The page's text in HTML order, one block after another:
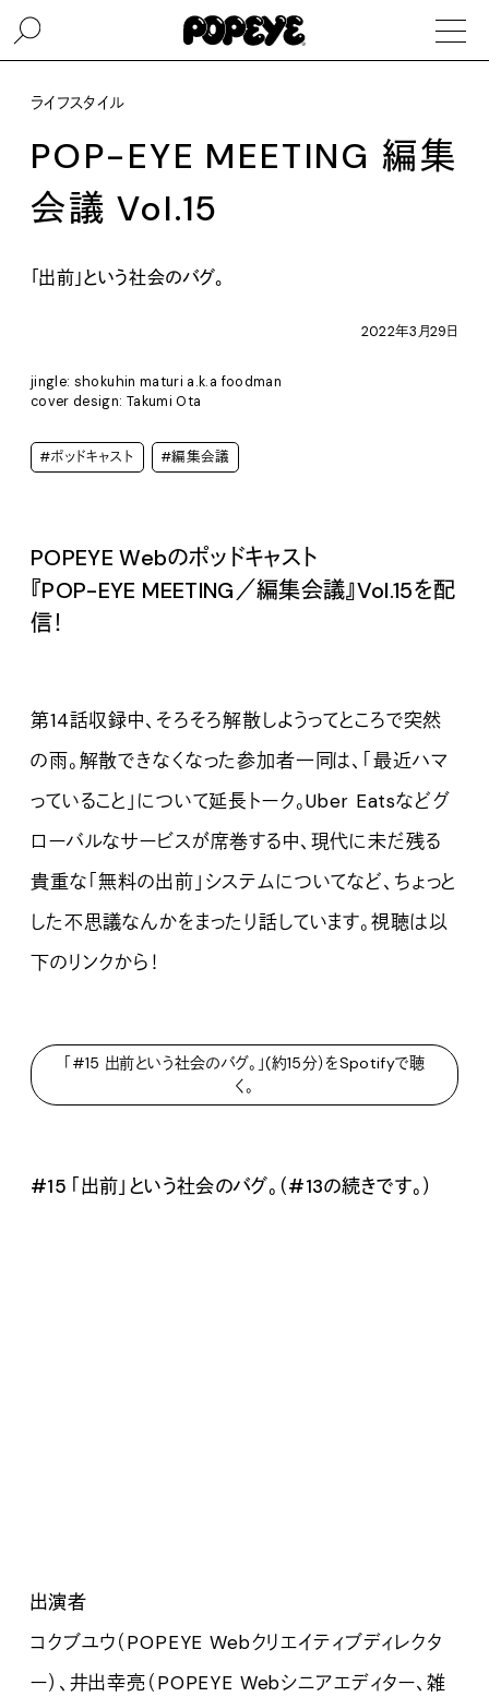
ライフスタイル
POP-EYE MEETING 編集
会議 Vol.15
「出前」という社会のバグ。
2022年3月29日
jingle: shokuhin maturi a.k.a foodman
cover design: Takumi Ota
#ポッドキャスト #編集会議
POPEYE Webのポッドキャスト
『POP-EYE MEETING／編集会議』Vol.15を配
信！
第14話収録中、そろそろ解散しようってところで突然
の雨。解散できなくなった参加者一同は、「最近ハマ
っていること」について延長トーク。Uber Eatsなどグ
ローバルなサービスが席巻する中、現代に未だ残る
貴重な「無料の出前」システムについてなど、ちょっと
した不思議なんかをまったり話しています。視聴は以
下のリンクから！
「#15 出前という社会のバグ。」(約15分）をSpotifyで聴
く。
#15 「出前」という社会のバグ。（#13の続きです。）
出演者
コクブユウ（POPEYE Webクリエイティブディレクタ
ー）、井出幸亮（POPEYE Webシニアエディター、雑